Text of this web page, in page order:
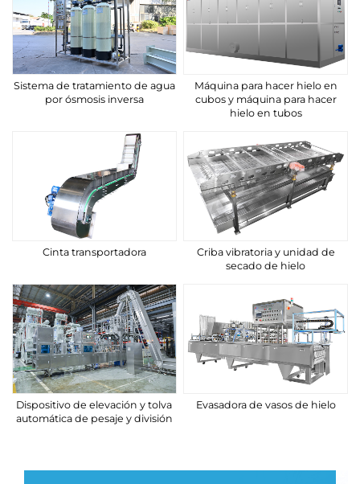
Sistema de tratamiento de agua
por ósmosis inversa
Máquina para hacer hielo en
cubos y máquina para hacer
hielo en tubos
Cinta transportadora
Criba vibratoria y unidad de
secado de hielo
Dispositivo de elevación y tolva
automática de pesaje y división
Evasadora de vasos de hielo